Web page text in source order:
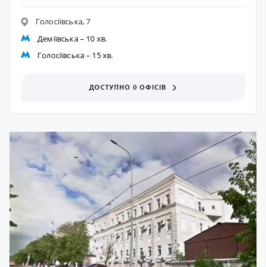
Голосіївська, 7
Деміївська– 10 хв.
Голосіївська– 15 хв.
ДОСТУПНО 0 ОФІСІВ